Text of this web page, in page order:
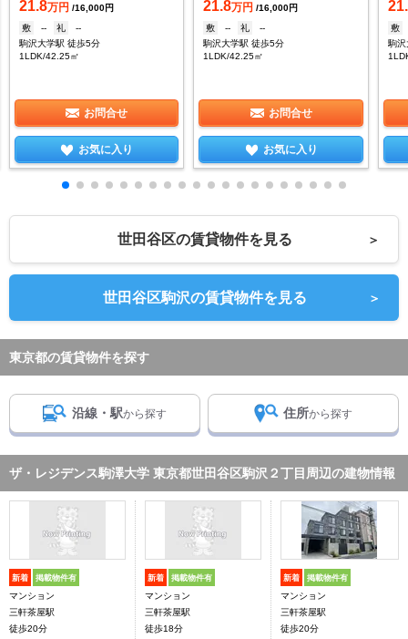
21.8万円 /16,000円
敷
-- 礼
--
駒沢大学駅 徒歩5分
1LDK/42.25㎡
お問合せ
お気に入り
21.8万円 /16,000円
敷
-- 礼
--
駒沢大学駅 徒歩5分
1LDK/42.25㎡
お問合せ
お気に入り
敷
駒沢
世田谷区の賃貸物件を見る ＞
世田谷区駒沢の賃貸物件を見る ＞
東京都の賃貸物件を探す
沿線・駅から探す 住所から探す
ザ・レジデンス駒澤大学 東京都世田谷区駒沢２丁目周辺の建物情報
新着 掲載物件有
マンション
三軒茶屋駅
徒歩20分
新着 掲載物件有
マンション
三軒茶屋駅
徒歩18分
新着 掲載物件有
マンション
三軒茶屋駅
徒歩20分